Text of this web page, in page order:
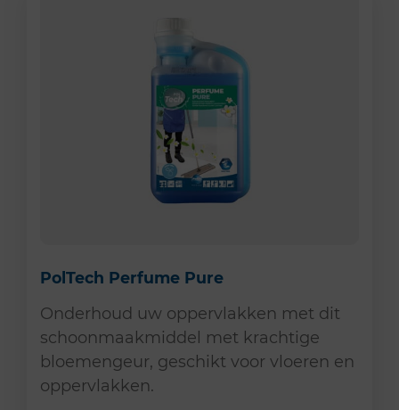
PolTech Perfume Pure
Onderhoud uw oppervlakken met dit
schoonmaakmiddel met krachtige
bloemengeur, geschikt voor vloeren en
oppervlakken.